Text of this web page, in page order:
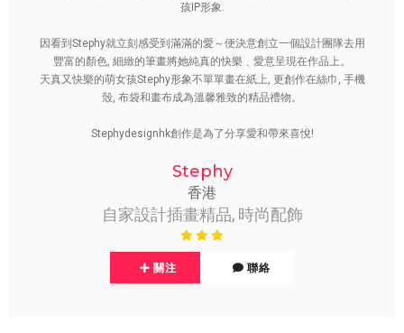
孩IP形象.
因看到Stephy就立刻感受到滿滿的愛～便決意創立一個設計團隊去用
豐富的顏色, 細緻的筆畫將她純真的快樂﹑愛意呈現在作品上。
天真又快樂的萌女孩Stephy形象不單單畫在紙上, 更創作在絲巾, 手機
殼, 布袋和畫布成為溫馨雅致的精品禮物。
Stephydesignhk創作是為了分享愛和帶來喜悅!
Stephy
香港
自家設計插畫精品, 時尚配飾
關注 聯絡